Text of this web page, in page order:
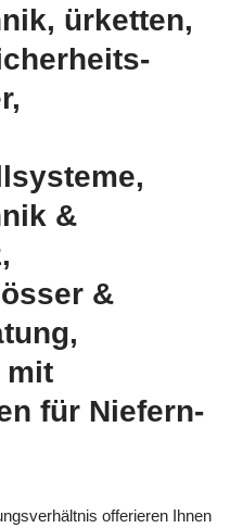
ürketten,
&
&
mit
für Niefern-
offerieren Ihnen